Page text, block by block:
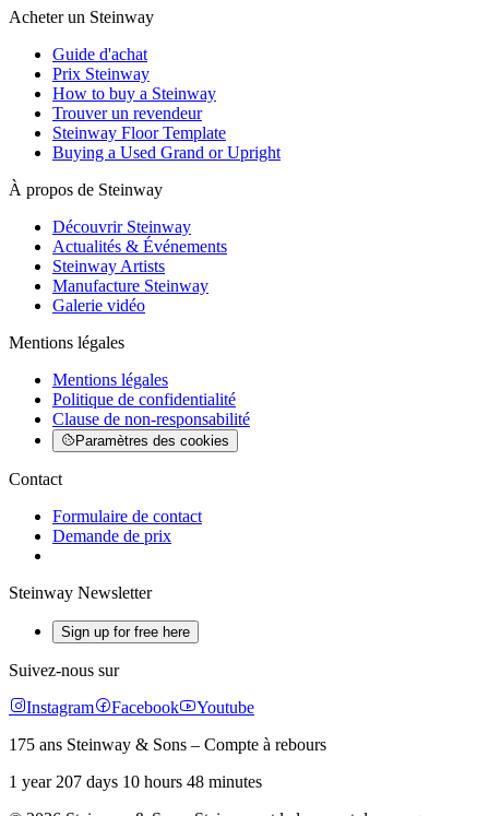
Acheter un Steinway
Guide d'achat
Prix Steinway
How to buy a Steinway
Trouver un revendeur
Steinway Floor Template
Buying a Used Grand or Upright
À propos de Steinway
Découvrir Steinway
Actualités & Événements
Steinway Artists
Manufacture Steinway
Galerie vidéo
Mentions légales
Mentions légales
Politique de confidentialité
Clause de non-responsabilité
Paramètres des cookies
Contact
Formulaire de contact
Demande de prix
Steinway Newsletter
Sign up for free here
Suivez-nous sur
Instagram
Facebook
Youtube
175 ans Steinway & Sons – Compte à rebours
1 year 207 days 10 hours 48 minutes